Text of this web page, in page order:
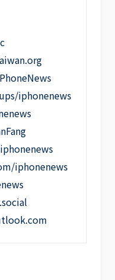
iphonenews
iphonenews